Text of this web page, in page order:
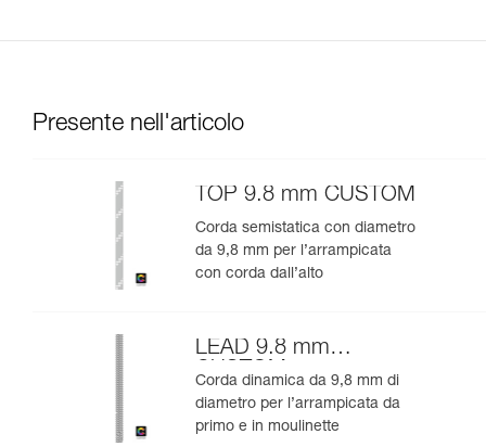
Presente nell'articolo
TOP 9.8 mm CUSTOM
Corda semistatica con diametro
da 9,8 mm per l’arrampicata
con corda dall’alto
LEAD 9.8 mm
CUSTOM
Corda dinamica da 9,8 mm di
diametro per l’arrampicata da
primo e in moulinette